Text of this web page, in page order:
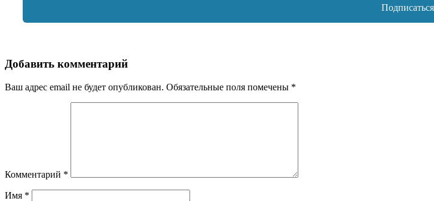
Добавить комментарий
Ваш адрес email не будет опубликован. Обязательные поля помечены *
Комментарий *
Имя *